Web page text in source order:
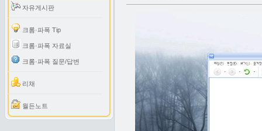
자유게시판
크롬·파폭 Tip
크롬·파폭 자료실
크롬·파폭 질문/답변
리채
월든노트